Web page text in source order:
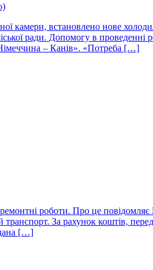
камери, встановлено нове
ради. Допомогу в
– Канів». «Потреба […]
роботи. Про це
За рахунок коштів,
[…]